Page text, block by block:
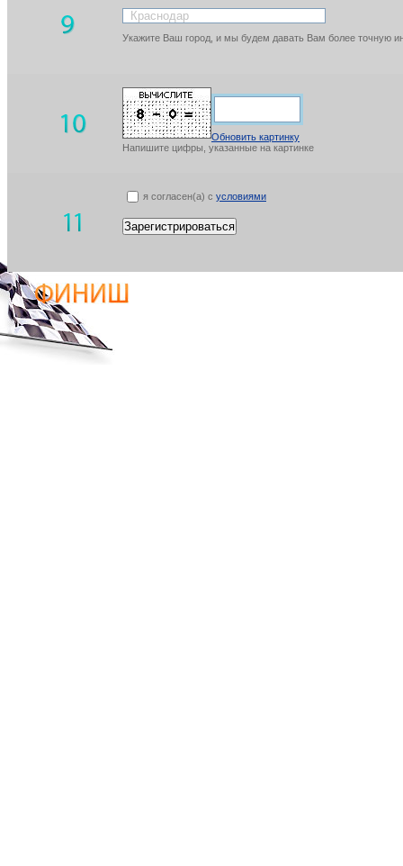
Укажите Ваш город, и мы будем давать Вам более точную
Обновить картинку
Напишите цифры, указанные на картинке
я согласен(а) с условиями
Зарегистрироваться